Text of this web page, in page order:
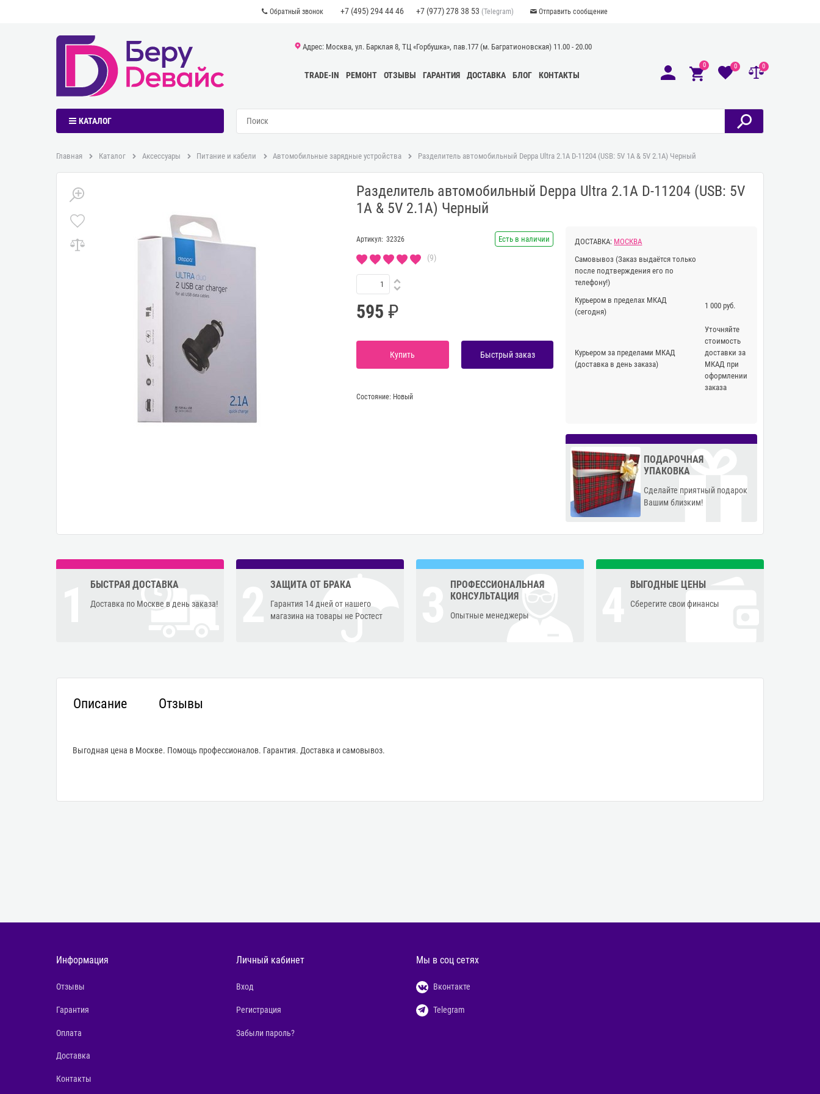
Обратный звонок +7 (495) 294 44 46 +7 (977) 278 38 53 (Telegram) Отправить сообщение
Адрес: Москва, ул. Барклая 8, ТЦ «Горбушка», пав.177 (м. Багратионовская) 11.00 - 20.00
TRADE-IN РЕМОНТ ОТЗЫВЫ ГАРАНТИЯ ДОСТАВКА БЛОГ КОНТАКТЫ
0 0 0
КАТАЛОГ
Главная Каталог Аксессуары Питание и кабели Автомобильные зарядные устройства Разделитель автомобильный Deppa Ultra 2.1A D-11204 (USB: 5V 1A & 5V 2.1A) Черный
Разделитель автомобильный Deppa Ultra 2.1A D-11204 (USB: 5V
1A & 5V 2.1A) Черный
Артикул: 32326 Есть в наличии
(9)
595
Купить Быстрый заказ
Состояние: Новый
ДОСТАВКА: МОСКВА
Самовывоз (Заказ выдаётся только
после подтверждения его по
телефону!)
Курьером в пределах МКАД
(сегодня)
1 000 руб.
Курьером за пределами МКАД
(доставка в день заказа)
Уточняйте
стоимость
доставки за
МКАД при
оформлении
заказа
ПОДАРОЧНАЯ
УПАКОВКА
Сделайте приятный подарок
Вашим близким!
БЫСТРАЯ ДОСТАВКА
Доставка по Москве в день заказа!
ЗАЩИТА ОТ БРАКА
Гарантия 14 дней от нашего
магазина на товары не Ростест
ПРОФЕССИОНАЛЬНАЯ
КОНСУЛЬТАЦИЯ
Опытные менеджеры
ВЫГОДНЫЕ ЦЕНЫ
Сберегите свои финансы
Описание Отзывы
Выгодная цена в Москве. Помощь профессионалов. Гарантия. Доставка и самовывоз.
Информация
Отзывы
Гарантия
Оплата
Доставка
Контакты
Личный кабинет
Вход
Регистрация
Забыли пароль?
Мы в соц сетях
Вконтакте
Telegram